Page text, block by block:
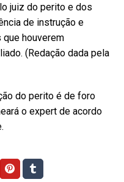
juiz do perito e dos
de instrução e
houverem
(Redação dada pela
do perito é de foro
o expert de acordo